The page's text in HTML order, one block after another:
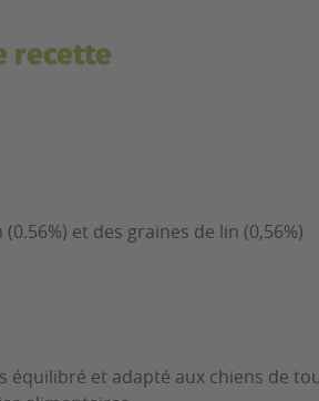
recette
et des graines de lin (0,56%)
équilibré et adapté aux chiens de